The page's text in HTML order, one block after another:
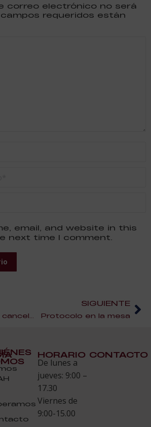
correo electrónico no será
requeridos están
email, and website in this
next time I comment.
SIGUIENTE
Protocolo en la mesa
HORARIO
De lunes a
jueves: 9:00 –
17.30
Viernes de
9:00-15.00
CONTACTO